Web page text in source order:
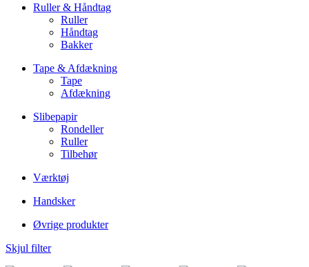
Ruller & Håndtag
Ruller
Håndtag
Bakker
Tape & Afdækning
Tape
Afdækning
Slibepapir
Rondeller
Ruller
Tilbehør
Værktøj
Handsker
Øvrige produkter
Skjul filter